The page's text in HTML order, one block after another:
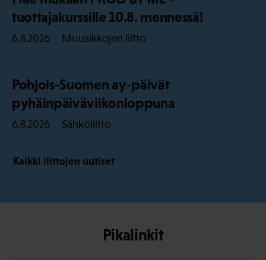
tuottajakurssille 10.8. mennessä!
6.8.2026 Muusikkojen liitto
Pohjois-Suomen ay-päivät
pyhäinpäiväviikonloppuna
6.8.2026 Sähköliitto
Kaikki liittojen uutiset
Pikalinkit